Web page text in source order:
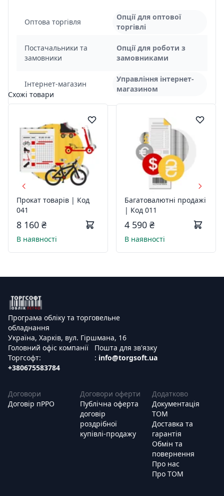
Оптова торгівля
Опції для оптової
торгівлі
Постачальники та
замовники
Опції для роботи з
замовниками
Інтернет-магазин
Управління інтернет-
магазином
Схожі товари
Прокат товарів | Код
041
8 160 ₴
В наявності
Багатовалютні продажі
| Код 011
4 590 ₴
В наявності
Програма обліку та торговельне
обладнання
Україна, Харків, вул. Гіршмана, 16
Головний офіс компанії
Торгсофт:
+380675583784
Пошта для зв'язку
: info@torgsoft.ua
Договори
Договір пРРО
Договори оферти
Публічна оферта
договір
роздрібної
купівлі-продажу
Додатково
Документація
ТОМ
Доставка та
гарантія
Обмін та
повернення
Про нас
Про ТОМ